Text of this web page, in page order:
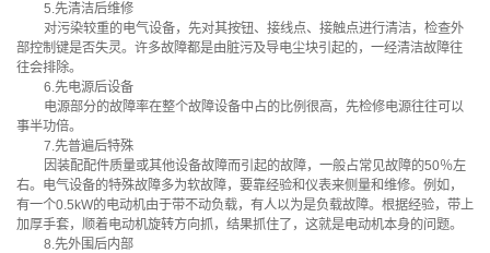
5.先清洁后维修
对污染较重的电气设备，先对其按钮、接线点、接触点进行清洁，检查外
部控制键是否失灵。许多故障都是由脏污及导电尘块引起的，一经清洁故障往
往会排除。
6.先电源后设备
电源部分的故障率在整个故障设备中占的比例很高，先检修电源往往可以
事半功倍。
7.先普遍后特殊
因装配配件质量或其他设备故障而引起的故障，一般占常见故障的50％左
右。电气设备的特殊故障多为软故障，要靠经验和仪表来侧量和维修。例如，
有一个0.5kW的电动机由于带不动负载，有人以为是负载故障。根据经验，带上
加厚手套，顺着电动机旋转方向抓，结果抓住了，这就是电动机本身的问题。
8.先外围后内部